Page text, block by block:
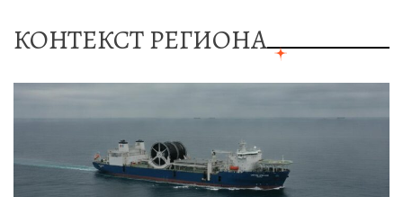
КОНТЕКСТ РЕГИОНА